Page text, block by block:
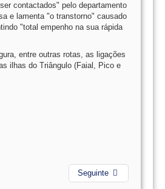
contactados" pelo departamento
e lamenta "o transtorno" causado
"total empenho na sua rápida
entre outras rotas, as ligações
ilhas do Triângulo (Faial, Pico e
Seguinte